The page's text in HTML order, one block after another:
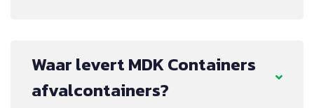
Waar levert MDK Containers
afvalcontainers?